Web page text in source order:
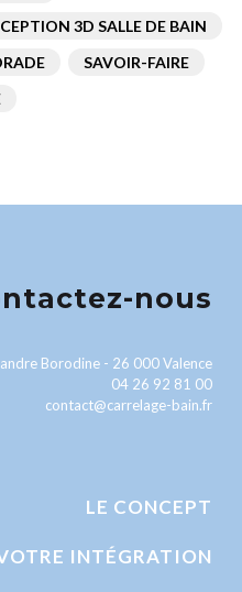
3D SALLE DE BAIN
SAVOIR-FAIRE
nous
Borodine - 26 000 Valence
04 26 92 81 00
contact@carrelage-bain.fr
LE CONCEPT
INTÉGRATION